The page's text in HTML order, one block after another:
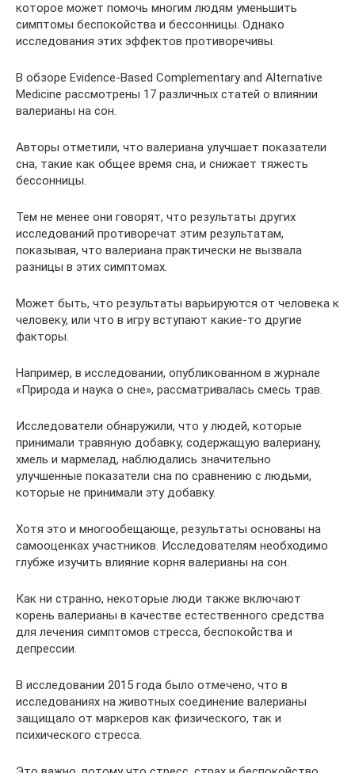
которое может помочь многим людям уменьшить
симптомы беспокойства и бессонницы. Однако
исследования этих эффектов противоречивы.
В обзоре Evidence-Based Complementary and Alternative
Medicine рассмотрены 17 различных статей о влиянии
валерианы на сон.
Авторы отметили, что валериана улучшает показатели
сна, такие как общее время сна, и снижает тяжесть
бессонницы.
Тем не менее они говорят, что результаты других
исследований противоречат этим результатам,
показывая, что валериана практически не вызвала
разницы в этих симптомах.
Может быть, что результаты варьируются от человека к
человеку, или что в игру вступают какие-то другие
факторы.
Например, в исследовании, опубликованном в журнале
«Природа и наука о сне», рассматривалась смесь трав.
Исследователи обнаружили, что у людей, которые
принимали травяную добавку, содержащую валериану,
хмель и мармелад, наблюдались значительно
улучшенные показатели сна по сравнению с людьми,
которые не принимали эту добавку.
Хотя это и многообещающе, результаты основаны на
самооценках участников. Исследователям необходимо
глубже изучить влияние корня валерианы на сон.
Как ни странно, некоторые люди также включают
корень валерианы в качестве естественного средства
для лечения симптомов стресса, беспокойства и
депрессии.
В исследовании 2015 года было отмечено, что в
исследованиях на животных соединение валерианы
защищало от маркеров как физического, так и
психического стресса.